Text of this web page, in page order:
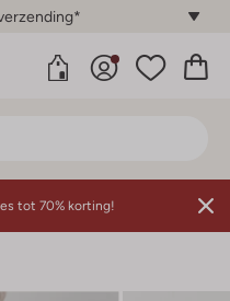
tot 70% korting!